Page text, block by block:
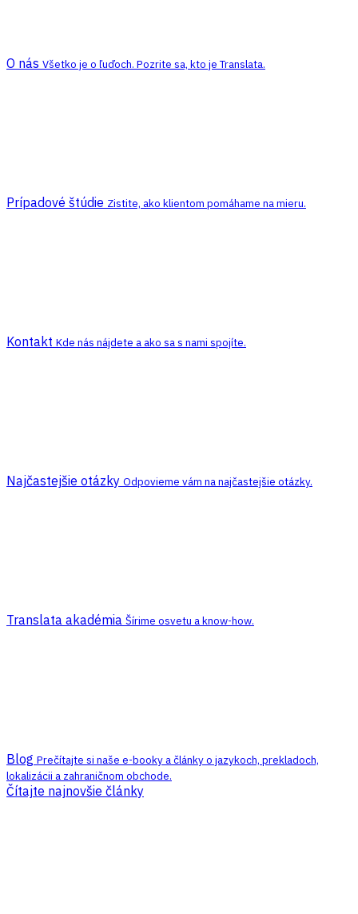
O nás Všetko je o ľuďoch. Pozrite sa, kto je Translata.
Prípadové štúdie Zistite, ako klientom pomáhame na mieru.
Kontakt Kde nás nájdete a ako sa s nami spojíte.
Najčastejšie otázky Odpovieme vám na najčastejšie otázky.
Translata akadémia Šírime osvetu a know-how.
Blog Prečítajte si naše e-booky a články o jazykoch, prekladoch,
lokalizácii a zahraničnom obchode.
Čítajte najnovšie články